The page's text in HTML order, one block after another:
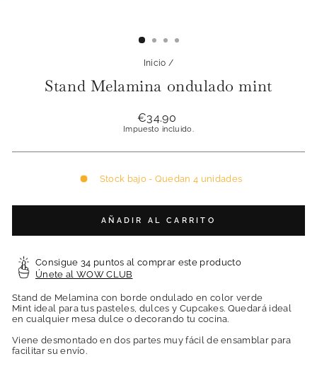
Inicio /
Stand Melamina ondulado mint
Precio
habitual
€34.90
Impuesto incluido.
Stock bajo - Quedan 4 unidades
AÑADIR AL CARRITO
Consigue 34 puntos al comprar este producto
Únete al WOW CLUB
Stand de Melamina con borde ondulado en color verde
Mint ideal para tus pasteles, dulces y Cupcakes. Quedará ideal
en cualquier mesa dulce o decorando tu cocina.
Viene desmontado en dos partes muy fácil de ensamblar para
facilitar su envío.